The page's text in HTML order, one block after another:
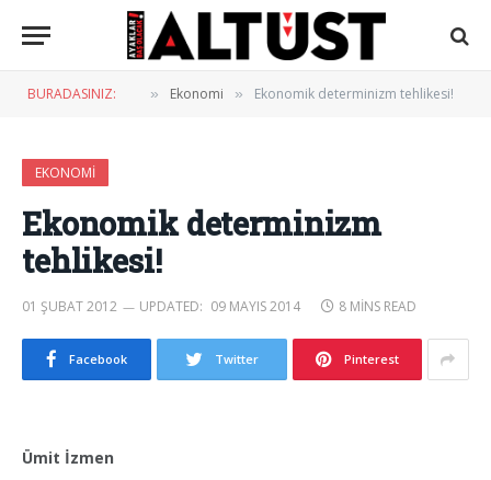
BURADASINIZ: » Ekonomi » Ekonomik determinizm tehlikesi!
EKONOMI
Ekonomik determinizm
tehlikesi!
01 ŞUBAT 2012 UPDATED: 09 MAYIS 2014 8 MINS READ
Facebook Twitter Pinterest
Ümit İzmen